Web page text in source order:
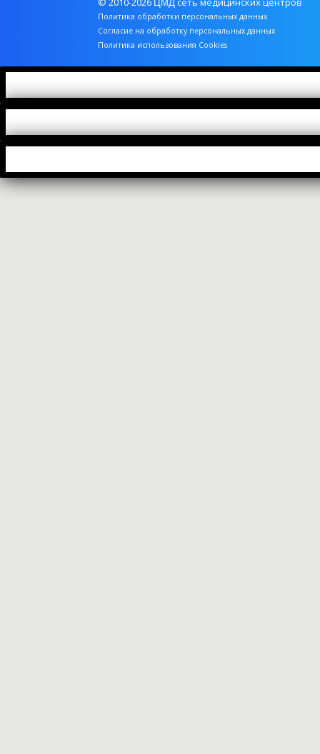
ЦМД
Политика обработки персональных данных
Согласие на обработку персональных данных
Политика использования Cookies